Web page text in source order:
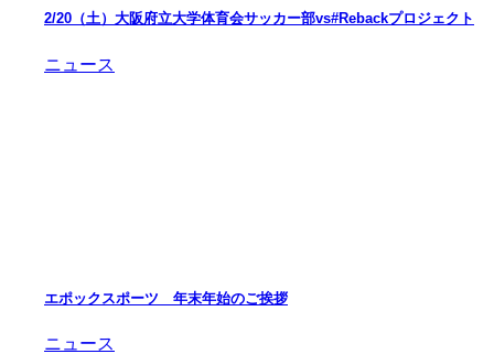
2/20（土）大阪府立大学体育会サッカー部vs#Rebackプロジェクト
ニュース
エポックスポーツ 年末年始のご挨拶
ニュース